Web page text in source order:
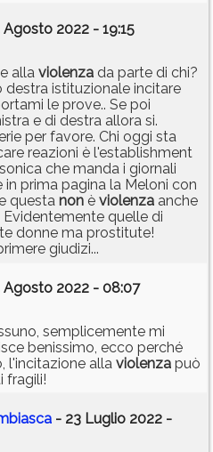
Agosto 2022 - 19:15
alla violenza da parte di chi?
destra istituzionale incitare
le prove.. Se poi
e di destra allora si.
per favore. Chi oggi sta
reazioni è l'establishment
che manda i giornali
prima pagina la Meloni con
questa non è violenza anche
quelle di
donne ma prostitute!
giudizi...
Agosto 2022 - 08:07
semplicemente mi
benissimo, ecco perché
l'incitazione alla violenza può
fragili!
- 23 Luglio 2022 -